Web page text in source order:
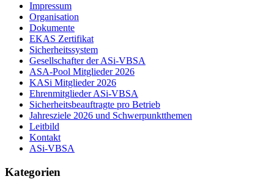
Impressum
Organisation
Dokumente
EKAS Zertifikat
Sicherheitssystem
Gesellschafter der ASi-VBSA
ASA-Pool Mitglieder 2026
KASi Mitglieder 2026
Ehrenmitglieder ASi-VBSA
Sicherheitsbeauftragte pro Betrieb
Jahresziele 2026 und Schwerpunktthemen
Leitbild
Kontakt
ASi-VBSA
Kategorien